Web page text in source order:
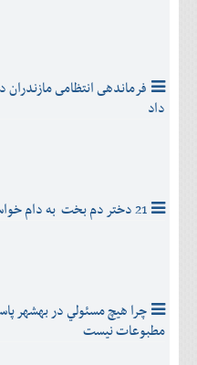
فرماندهى انتظامى مازندران
داد
21 دختر دم‌ بخت ‌ به‌ دام‌ خواستگار قلابي‌ افتادند
چرا هيچ مسئولي در بهشهر
مطبوعات نيست